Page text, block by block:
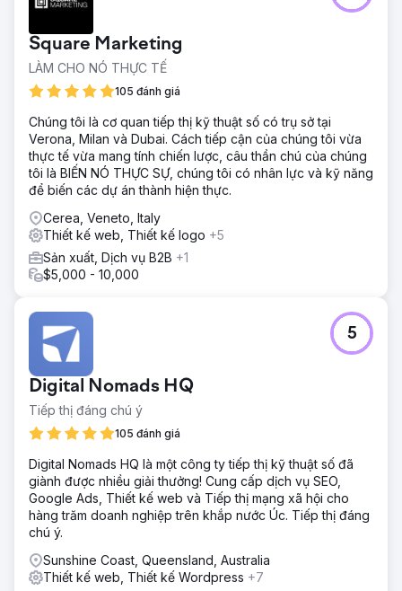
Square Marketing
LÀM CHO NÓ THỰC TẾ
105 đánh giá
Chúng tôi là cơ quan tiếp thị kỹ thuật số có trụ sở tại
Verona, Milan và Dubai. Cách tiếp cận của chúng tôi vừa
thực tế vừa mang tính chiến lược, câu thần chú của chúng
tôi là BIẾN NÓ THỰC SỰ, chúng tôi có nhân lực và kỹ năng
để biến các dự án thành hiện thực.
Cerea, Veneto, Italy
Thiết kế web, Thiết kế logo +5
Sản xuất, Dịch vụ B2B +1
$5,000 - 10,000
Digital Nomads HQ
Tiếp thị đáng chú ý
105 đánh giá
5
Digital Nomads HQ là một công ty tiếp thị kỹ thuật số đã
giành được nhiều giải thưởng! Cung cấp dịch vụ SEO,
Google Ads, Thiết kế web và Tiếp thị mạng xã hội cho
hàng trăm doanh nghiệp trên khắp nước Úc. Tiếp thị đáng
chú ý.
Sunshine Coast, Queensland, Australia
Thiết kế web, Thiết kế Wordpress +7